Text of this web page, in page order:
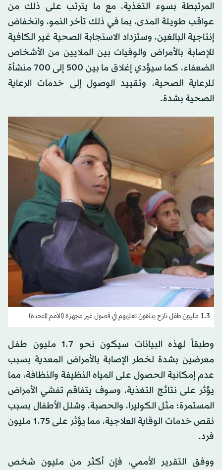
المرتبطة بسوء التغذية، مع ما يترتب على ذلك من
عواقب طويلة المدى، بما في ذلك تأخر النمو، وانخفاض
إنتاجية البالغين، وستزداد الاستجابة الصحية غير الكافية
للإصابة بالأمراض والوفيات بين الملايين من الأشخاص
الضعفاء، كما سيؤدي إغلاق ما بين 500 إلى 700 منشأة
للرعاية الصحية، وتقييد الوصول إلى خدمات الرعاية
الصحية بشدة.
1.3 مليون طفل نازح يتلقون تعليمهم في فصول غير مجهزة (الأمم المتحدة)
وطبقاً لهذه البيانات سيكون نحو 1.7 مليون طفل
معرضين بشدة لخطر الإصابة بالأمراض المعدية بسبب
عدم إمكانية الحصول على المياه النظيفة والنظافة، مما
يؤثر على نتائج التغذية، وسوف يتفاقم تفشي الأمراض
المستمرة؛ مثل الكوليرا، والحصبة، وشلل الأطفال بسبب
نقص خدمات الوقاية العلاجية، مما يؤثر على 1.75 مليون
فرد.
ووفق التقرير الأممي، فإن أكثر من مليون شخص